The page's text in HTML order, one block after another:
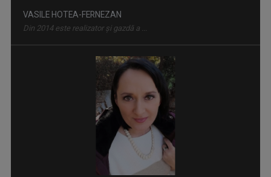
ORBAN KATALIN
Jurnalist TV - Compartiment Minorități TVR Cluj.